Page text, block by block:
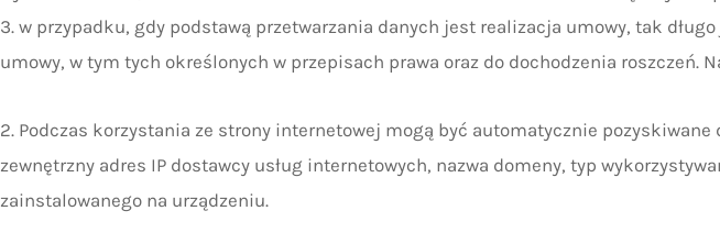
w przypadku, gdy podstawą przetwarzania danych jest realizacja umowy, tak
umowy, w tym tych określonych w przepisach prawa oraz do dochodzenia roszczeń.
2. Podczas korzystania ze strony internetowej mogą być automatycznie
zewnętrzny adres IP dostawcy usług internetowych, nazwa domeny, typ
zainstalowanego na urządzeniu.